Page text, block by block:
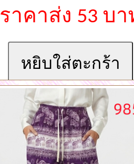
ราคาส่ง 53 บา